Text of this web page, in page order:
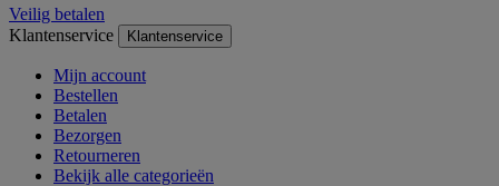
Veilig betalen
Klantenservice
Klantenservice
Mijn account
Bestellen
Betalen
Bezorgen
Retourneren
Bekijk alle categorieën